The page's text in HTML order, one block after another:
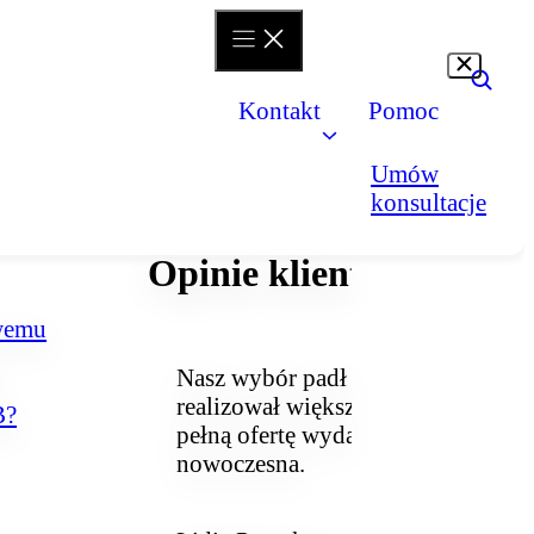
Kontakt Pomoc
Opinie klientów
Nasz wybór padł na system
realizował większość naszych
pełną ofertę wydawnictwa, która
nowoczesna.
Umów
konsultacje